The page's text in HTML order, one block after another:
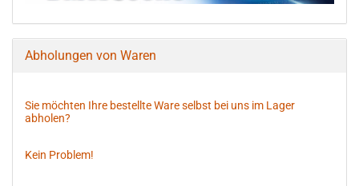
Abholungen von Waren
Sie möchten Ihre bestellte Ware selbst bei uns im Lager
abholen?
Kein Problem!